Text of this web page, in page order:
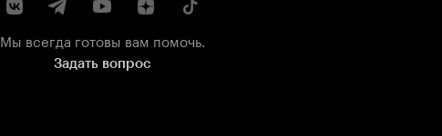
Мы всегда готовы вам помочь.
Задать вопрос